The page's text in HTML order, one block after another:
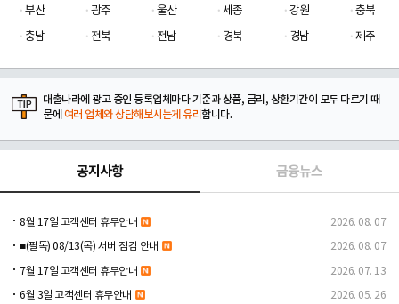
부산
광주 울산 세종 강원
충북
충남
전북 전남 경북 경남 제주
대출나라에 광고 중인 등록업체마다 기준과 상품, 금리, 상환기간이 모두 다르기 때
문에 여러 업체와 상담해보시는게 유리합니다.
공지사항 금융뉴스
8월 17일 고객센터 휴무안내 2026. 08. 07
■(필독) 08/13(목) 서버 점검 안내 2026. 08. 07
7월 17일 고객센터 휴무안내 2026. 07. 13
6월 3일 고객센터 휴무안내 2026. 05. 26